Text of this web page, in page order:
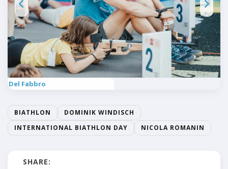
Del Fabbro
BIATHLON
DOMINIK WINDISCH
INTERNATIONAL BIATHLON DAY
NICOLA ROMANIN
SHARE: